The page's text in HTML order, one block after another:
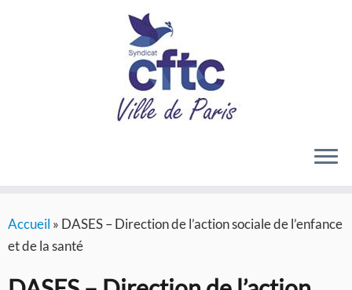
au
contenu
Accueil » DASES – Direction de l’action sociale de l’enfance
et de la santé